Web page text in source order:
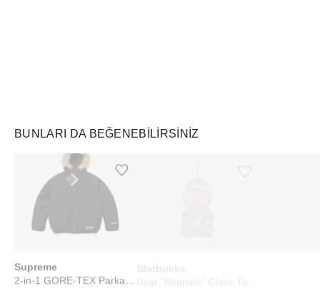
BUNLARI DA BEĞENEBILIRSINIZ
Supreme
Ürünü istek listesine ekle veya listeden çıkar
Starbucks
Ürünü istek listesine ekle veya listeden çıkar